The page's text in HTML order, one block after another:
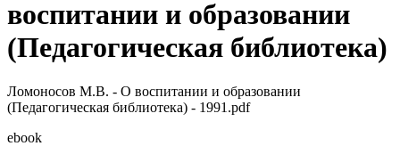
воспитании и образовании
(Педагогическая библиотека)
Ломоносов М.В. - О воспитании и образовании
(Педагогическая библиотека) - 1991.pdf
ebook